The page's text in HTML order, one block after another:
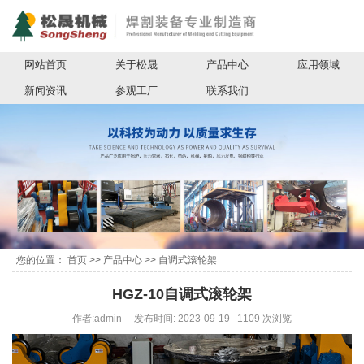
网站首页 关于松晟 产品中心 应用领域
新闻资讯 参观工厂 联系我们
您的位置： 首页 >> 产品中心 >> 自调式滚轮架
HGZ-10自调式滚轮架
作者:admin 发布时间: 2023-09-19 1109 次浏览